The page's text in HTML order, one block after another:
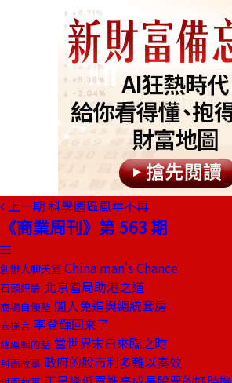
上一期 科學園區風華不再
《商業周刊》第 563 期
創辦人聊天室 China man's Chance
石頭評論 北京當局助港之道
商場自慢塾 閒人免進與總統套房
去梯言 李登輝回來了
總編輯的話 當世界末日來臨之時
封面故事 政府的股市利多難以奏效